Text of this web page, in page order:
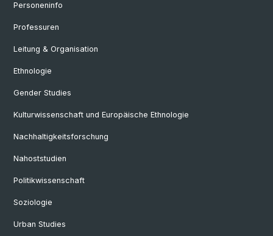
Personeninfo
Professuren
Leitung & Organisation
Ethnologie
Gender Studies
Kulturwissenschaft und Europäische Ethnologie
Nachhaltigkeitsforschung
Nahoststudien
Politikwissenschaft
Soziologie
Urban Studies